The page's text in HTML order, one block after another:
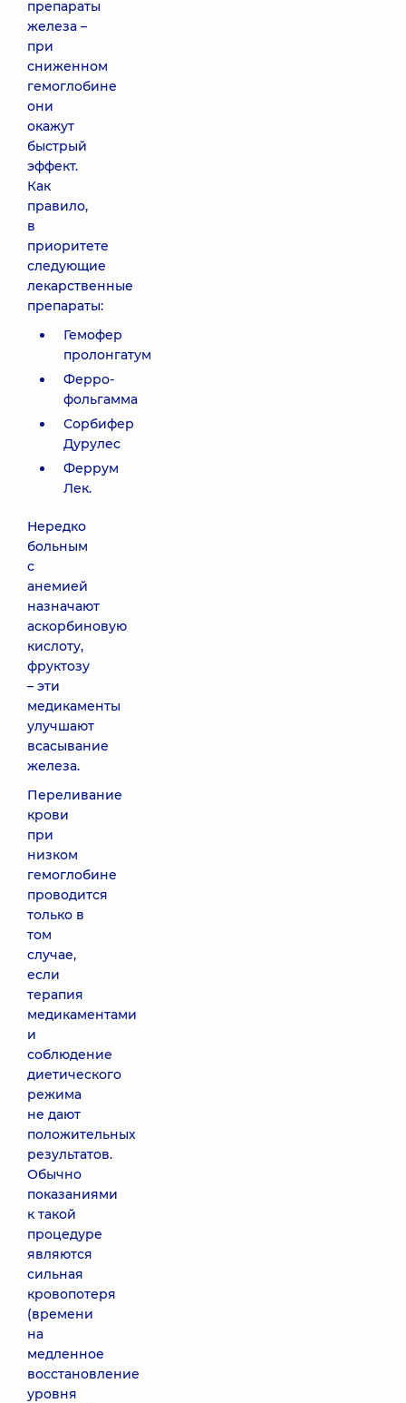
препараты
железа –
при
сниженном
гемоглобине
они
окажут
быстрый
эффект.
Как
правило,
в
приоритете
следующие
лекарственные
препараты:
Гемофер
пролонгатум
Ферро-
фольгамма
Сорбифер
Дурулес
Феррум
Лек.
Нередко
больным
с
анемией
назначают
аскорбиновую
кислоту,
фруктозу
– эти
медикаменты
улучшают
всасывание
железа.
Переливание
крови
при
низком
гемоглобине
проводится
только в
том
случае,
если
терапия
медикаментами
и
соблюдение
диетического
режима
не дают
положительных
результатов.
Обычно
показаниями
к такой
процедуре
являются
сильная
кровопотеря
(времени
на
медленное
восстановление
уровня